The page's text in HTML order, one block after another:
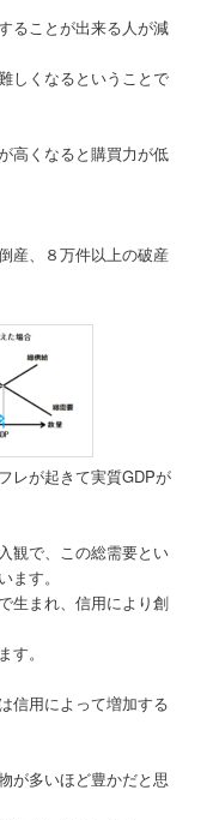
ることが出来る人が減
しくなるということで
高くなると購買力が低
産、８万件以上の破産
レが起きて実質GDPが
観で、この総需要とい
す。
生まれ、信用により創
。
信用によって増加する
が多いほど豊かだと思